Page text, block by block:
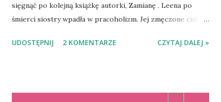
sięgnąć po kolejną książkę autorki, Zamianę . Leena po
śmierci siostry wpadła w pracoholizm. Jej zmęczone ciało,
ważniejszych prezentacji w firmie. Od szefowej otrzymuje
UDOSTĘPNIJ 2 KOMENTARZE CZYTAJ DALEJ »